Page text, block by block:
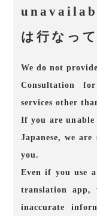
は行なっ
We do not
Consultation
services other
If you are
Japanese, we
you.
Even if you use
translation app,
inaccurate